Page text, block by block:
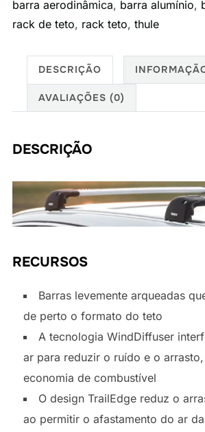
barra aerodinâmica, barra alumínio,
rack de teto, rack teto, thule
DESCRIÇÃO
AVALIAÇÕES (0)
DESCRIÇÃO
RECURSOS
Barras levemente arqueadas
de perto o formato do teto
A tecnologia WindDiffuser
ar para reduzir o ruído e o
economia de combustível
O design TrailEdge reduz o
ao permitir o afastamento do ar